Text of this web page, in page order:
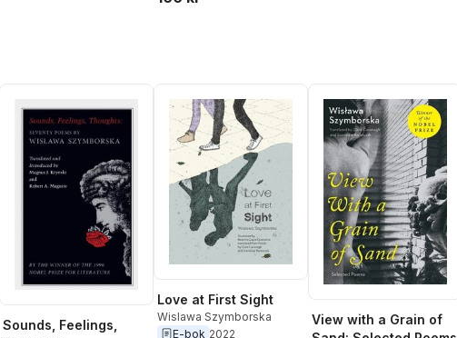
Sounds, Feelings,
Love at First Sight
Wislawa Szymborska
E-bok 2022
View with a Grain of